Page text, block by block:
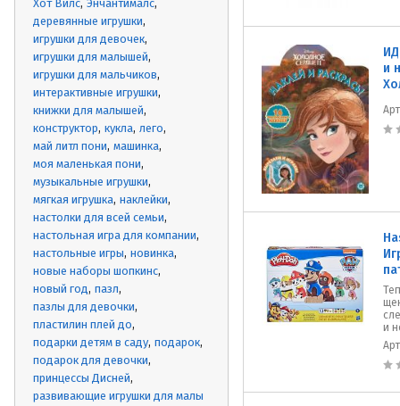
Хот Вилс Энчантималс
деревянные игрушки
игрушки для девочек
игрушки для малышей
игрушки для мальчиков
интерактивные игрушки
книжки для малышей
конструктор кукла лего
май литл пони машинка
моя маленькая пони
музыкальные игрушки
мягкая игрушка наклейки
настолки для всей семьи
настольная игра для компании
настольные игры новинка
новые наборы шопкинс
новый год пазл
пазлы для девочки
пластилин плей до
подарки детям в саду подарок
подарок для девочки
принцессы Дисней
развивающие игрушки для малы
и
и